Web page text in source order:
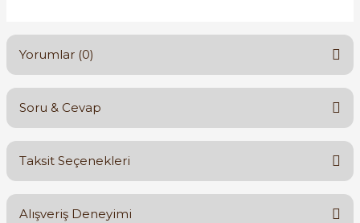
Yorumlar (0)
Bu ürüne ilk yorumu siz yapın!
Soru & Cevap
Ürün hakkında henüz soru sorulmamış.
Taksit Seçenekleri
Alışveriş Deneyimi